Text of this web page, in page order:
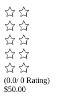
(0.0/ 0 Rating)
$50.00